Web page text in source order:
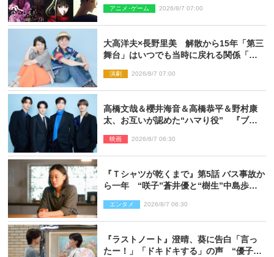
た」
アニメ･ゲーム 2026/8/7 07:00
大高洋夫×長野里美 解散から15年「第三
舞台」はいつでも当時に戻れる関係「や
演劇 2026/8/7 07:00
高橋文哉＆櫻井海音＆高橋恭平＆野村康
太、お互いが認めた“ハマり役” 『ブル
映画 2026/8/7 06:30
『Ｔシャツが乾くまで』第5話 バス事故か
ら一年 “咲子”蒼井優と“樹生”中島歩は
エンタメ 2026/8/7 06:30
『ラストノート』澄晴、葵に告白「言っ
たー！」「ドキドキする」の声 “優子劇